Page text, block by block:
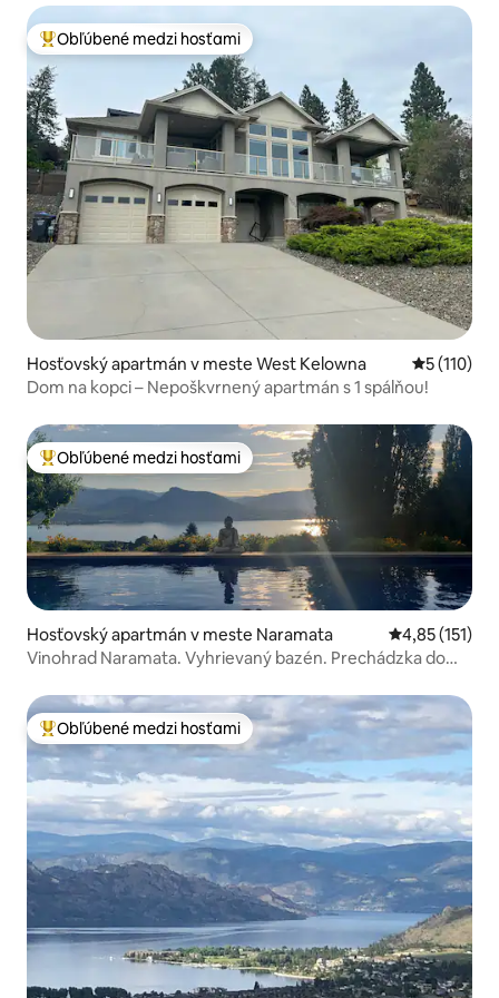
Najobľúbenejšie medzi hosťami
Obľúbené medzi hosťami
Hosťovský apartmán v meste West Kelowna Priemerné
5 (110)
Dom na kopci – Nepoškvrnený apartmán s 1 spálňou!
Najobľúbenejšie medzi hosťami
Obľúbené medzi hosťami
Hosťovský apartmán v meste Naramata Priemerné
4,85 (151)
Vinohrad Naramata. Vyhrievaný bazén. Prechádzka do
Najobľúbenejšie medzi hosťami
Obľúbené medzi hosťami